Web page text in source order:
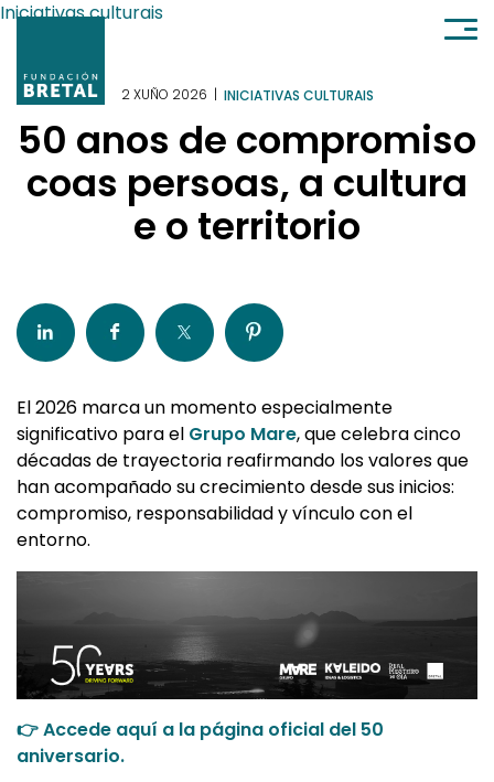
Ir al contenido
Iniciativas culturais
2 XUÑO 2026 | INICIATIVAS CULTURAIS
50 anos de compromiso
coas persoas, a cultura
e o territorio
El 2026 marca un momento especialmente
significativo para el Grupo Mare, que celebra cinco
décadas de trayectoria reafirmando los valores que
han acompañado su crecimiento desde sus inicios:
compromiso, responsabilidad y vínculo con el
entorno.
👉 Accede aquí a la página oficial del 50
aniversario.